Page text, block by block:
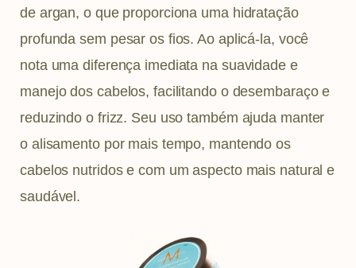
de argan, o que proporciona uma hidratação
profunda sem pesar os fios. Ao aplicá-la, você
nota uma diferença imediata na suavidade e
manejo dos cabelos, facilitando o desembaraço e
reduzindo o frizz. Seu uso também ajuda manter
o alisamento por mais tempo, mantendo os
cabelos nutridos e com um aspecto mais natural e
saudável.